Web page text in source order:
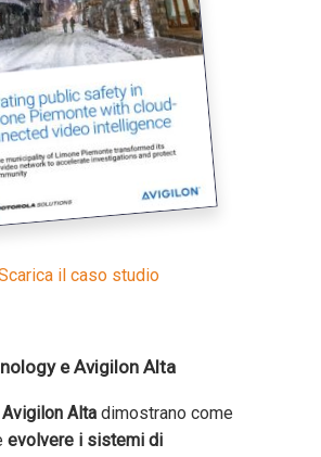
il caso studio
e Avigilon Alta
Avigilon Alta dimostrano come
evolvere i sistemi di